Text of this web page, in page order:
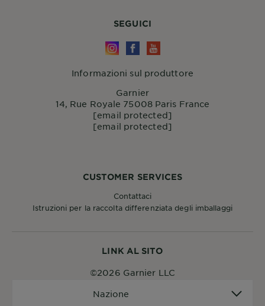
LINK AL SITO
Nazione
©2026 Garnier LLC
CUSTOMER SERVICES
Contattaci
Istruzioni per la raccolta differenziata degli imballaggi
SEGUICI
Informazioni sul produttore
Garnier
14, Rue Royale 75008 Paris France
[email protected]
[email protected]